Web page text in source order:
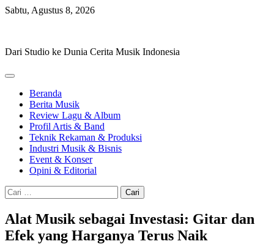
Skip
Sabtu, Agustus 8, 2026
Dari Studio ke Dunia Cerita Musik Indonesia
Beranda
Berita Musik
Review Lagu & Album
Profil Artis & Band
Teknik Rekaman & Produksi
Industri Musik & Bisnis
Event & Konser
Opini & Editorial
Cari
untuk:
Alat Musik sebagai Investasi: Gitar dan
Efek yang Harganya Terus Naik